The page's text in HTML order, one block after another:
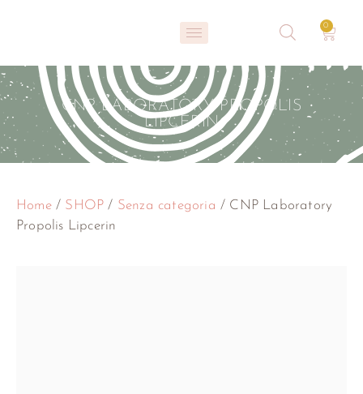
0
CNP LABORATORY PROPOLIS
LIPCERIN
Home/ SHOP / Senza categoria / CNP Laboratory
Propolis Lipcerin